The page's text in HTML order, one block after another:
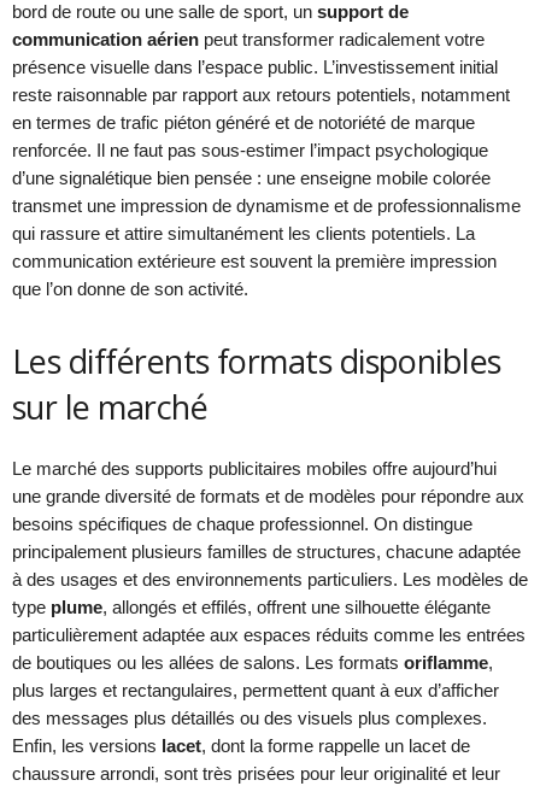
bord de route ou une salle de sport, un support de
communication aérien peut transformer radicalement votre
présence visuelle dans l’espace public. L’investissement initial
reste raisonnable par rapport aux retours potentiels, notamment
en termes de trafic piéton généré et de notoriété de marque
renforcée. Il ne faut pas sous-estimer l’impact psychologique
d’une signalétique bien pensée : une enseigne mobile colorée
transmet une impression de dynamisme et de professionnalisme
qui rassure et attire simultanément les clients potentiels. La
communication extérieure est souvent la première impression
que l’on donne de son activité.
Les différents formats disponibles
sur le marché
Le marché des supports publicitaires mobiles offre aujourd’hui
une grande diversité de formats et de modèles pour répondre aux
besoins spécifiques de chaque professionnel. On distingue
principalement plusieurs familles de structures, chacune adaptée
à des usages et des environnements particuliers. Les modèles de
type plume, allongés et effilés, offrent une silhouette élégante
particulièrement adaptée aux espaces réduits comme les entrées
de boutiques ou les allées de salons. Les formats oriflamme,
plus larges et rectangulaires, permettent quant à eux d’afficher
des messages plus détaillés ou des visuels plus complexes.
Enfin, les versions lacet, dont la forme rappelle un lacet de
chaussure arrondi, sont très prisées pour leur originalité et leur